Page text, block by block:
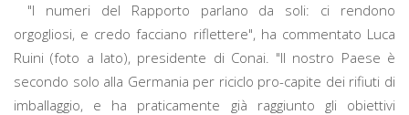
"I numeri del Rapporto parlano da soli: ci rendono
orgogliosi, e credo facciano riflettere", ha commentato Luca
Ruini (foto a lato), presidente di Conai. "Il nostro Paese è
secondo solo alla Germania per riciclo pro-capite dei rifiuti di
imballaggio, e ha praticamente già raggiunto gli obiettivi